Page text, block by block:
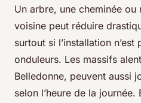
Un arbre, une cheminée
voisine peut réduire
surtout si l’installation
onduleurs. Les massifs
Belledonne, peuvent aussi
selon l’heure de la